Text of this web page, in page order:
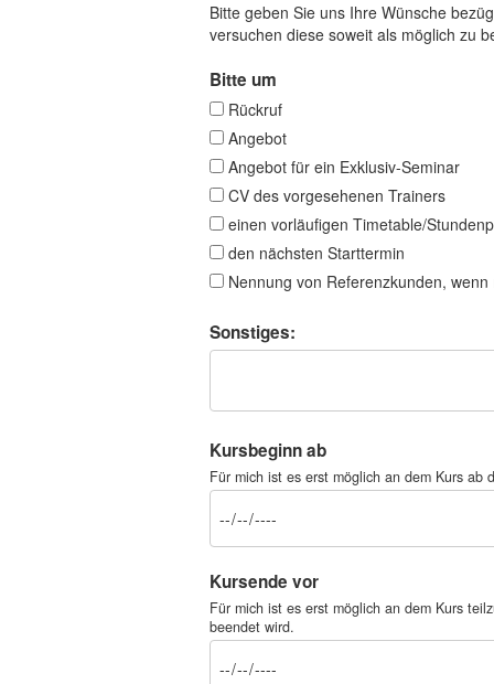
Bitte geben Sie uns Ihre Wünsche
versuchen diese soweit als möglich zu
Bitte um
Rückruf
Angebot
Angebot für ein Exklusiv-Seminar
CV des vorgesehenen Trainers
einen vorläufigen Timetable/
den nächsten Starttermin
Nennung von Referenzkunden, wenn
Sonstiges:
Kursbeginn ab
Für mich ist es erst möglich an dem Kurs ab
Kursende vor
Für mich ist es erst möglich an dem Kurs
beendet wird.